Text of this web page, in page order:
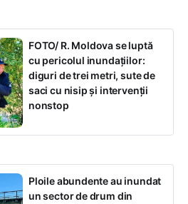
FOTO/ R. Moldova se luptă
cu pericolul inundațiilor:
diguri de trei metri, sute de
saci cu nisip și intervenții
nonstop
Ploile abundente au inundat
un sector de drum din